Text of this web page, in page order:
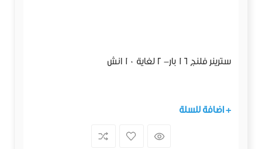
سترينر فلنج 16 بار- 2 لغاية 10 انش
+ اضافة للسلة